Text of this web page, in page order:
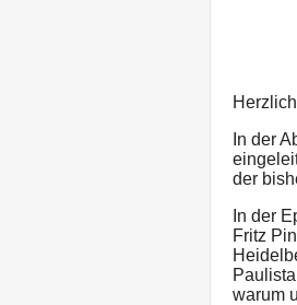
In der
der
In der
Fritz
warum